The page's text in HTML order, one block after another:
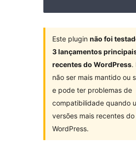
Este plugin não foi
3 lançamentos
recentes do WordPress.
não ser mais mantido ou
e pode ter problemas de
compatibilidade quando
versões mais recentes do
WordPress.